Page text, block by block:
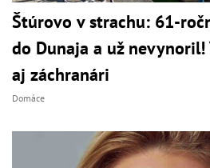
Štúrovo v strachu: 61-
do Dunaja a už
aj záchranári
Domáce